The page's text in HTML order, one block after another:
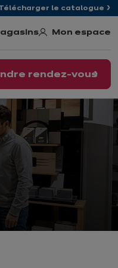
le catalogue
Mon espace
rendez-vous